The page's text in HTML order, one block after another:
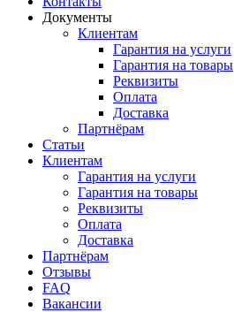
Документы
Клиентам
Гарантия на услуги
Гарантия на товары
Реквизиты
Оплата
Доставка
Партнёрам
Статьи
Клиентам
Гарантия на услуги
Гарантия на товары
Реквизиты
Оплата
Доставка
Партнёрам
Отзывы
FAQ
Вакансии